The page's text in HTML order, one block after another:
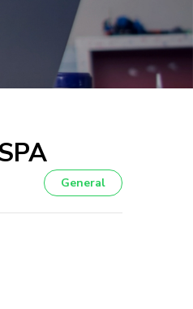
General